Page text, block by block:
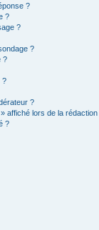
?
?
?
?
?
?
?
affiché lors de la rédaction
?